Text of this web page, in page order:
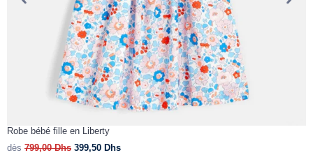
Robe bébé fille en Liberty
dès 799,00Dhs 399,50 Dhs